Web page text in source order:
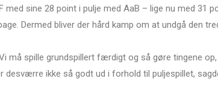
med sine 28 point i pulje med AaB – lige nu med 31
Dermed bliver der hård kamp om at undgå den
må spille grundspillert færdigt og så gøre tingene
desværre ikke så godt ud i forhold til puljespillet,